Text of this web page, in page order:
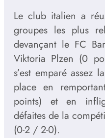
Le club italien a
groupes les plus
devançant le FC
Viktoria Plzen (0
s’est emparé assez
place en
points) et en
défaites de la
(0-2 / 2-0).